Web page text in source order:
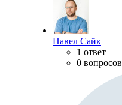
Павел Сайк
1 ответ
0 вопросов